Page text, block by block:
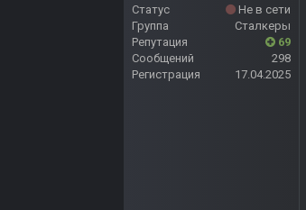
Статус
Не в сети
Группа
Сталкеры
Репутация
69
Сообщений
298
Регистрация
17.04.2025